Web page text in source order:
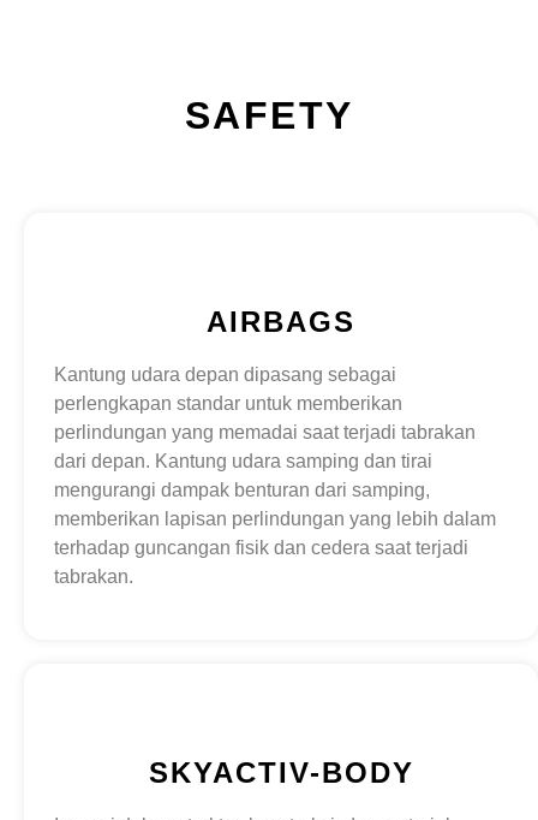
SAFETY
AIRBAGS
Kantung udara depan dipasang sebagai
perlengkapan standar untuk memberikan
perlindungan yang memadai saat terjadi tabrakan
dari depan. Kantung udara samping dan tirai
mengurangi dampak benturan dari samping,
memberikan lapisan perlindungan yang lebih dalam
terhadap guncangan fisik dan cedera saat terjadi
tabrakan.
SKYACTIV-BODY